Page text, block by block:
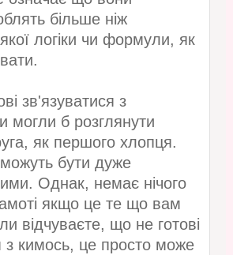
більше ніж
логіки чи формули, як
зв'язуватися з
могли б розглянути
як першого хлопця.
можуть бути дуже
Однак, немає нічого
якщо це те що вам
відчуваєте, що не готові
з кимось, це просто може